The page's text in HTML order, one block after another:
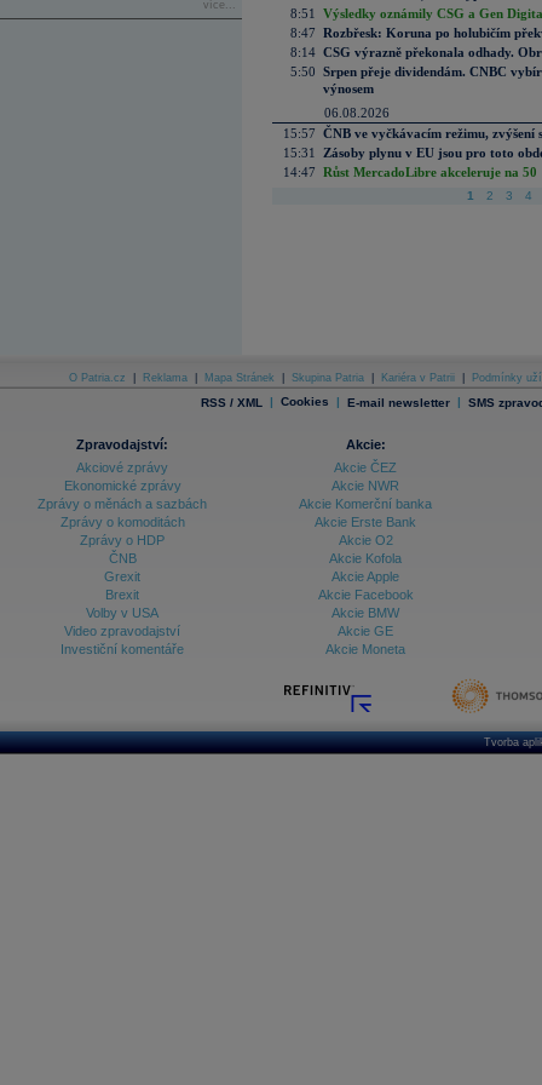
více...
8:51
Výsledky oznámily CSG a Gen
8:47 Rozbřesk: Koruna po holubičím
8:14 CSG výrazně překonala odhady.
5:50 Srpen přeje dividendám. CNBC
výnosem
06.08.2026
15:57 ČNB ve vyčkávacím režimu, zvýšení
15:31
Zásoby plynu v EU jsou pro toto
14:47 Růst MercadoLibre akceleruje na
1 2 3 4
O Patria.cz Reklama Mapa Stránek Skupina Patria Kariéra v Patrii Podmínky
RSS / XML | Cookies | E-mail newsletter | SMS
Zpravodajství:
Akciové zprávy
Ekonomické zprávy
Zprávy o měnách a sazbách
Zprávy o komoditách
Zprávy o HDP
ČNB
Grexit
Brexit
Volby v USA
Video zpravodajství
Investiční komentáře
Akcie:
Akcie ČEZ
Akcie NWR
Akcie Komerční banka
Akcie Erste Bank
Akcie O2
Akcie Kofola
Akcie Apple
Akcie Facebook
Akcie BMW
Akcie GE
Akcie Moneta
Tvorba